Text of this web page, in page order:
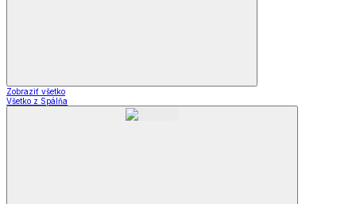
Zobraziť všetko
Všetko z Spálňa